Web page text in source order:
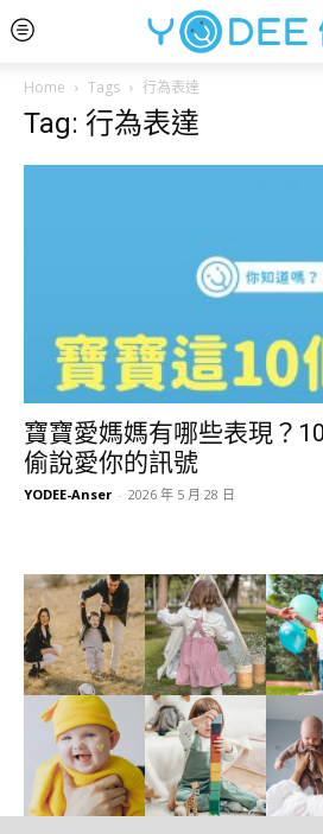
Home Tags 行為表達
Tag: 行為表達
寶寶愛媽媽有哪些表現？
偷說愛你的訊號
YODEE-Anser - 2026 年 5 月 28 日